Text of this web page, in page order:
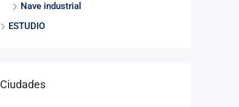
Nave industrial
ESTUDIO
Ciudades